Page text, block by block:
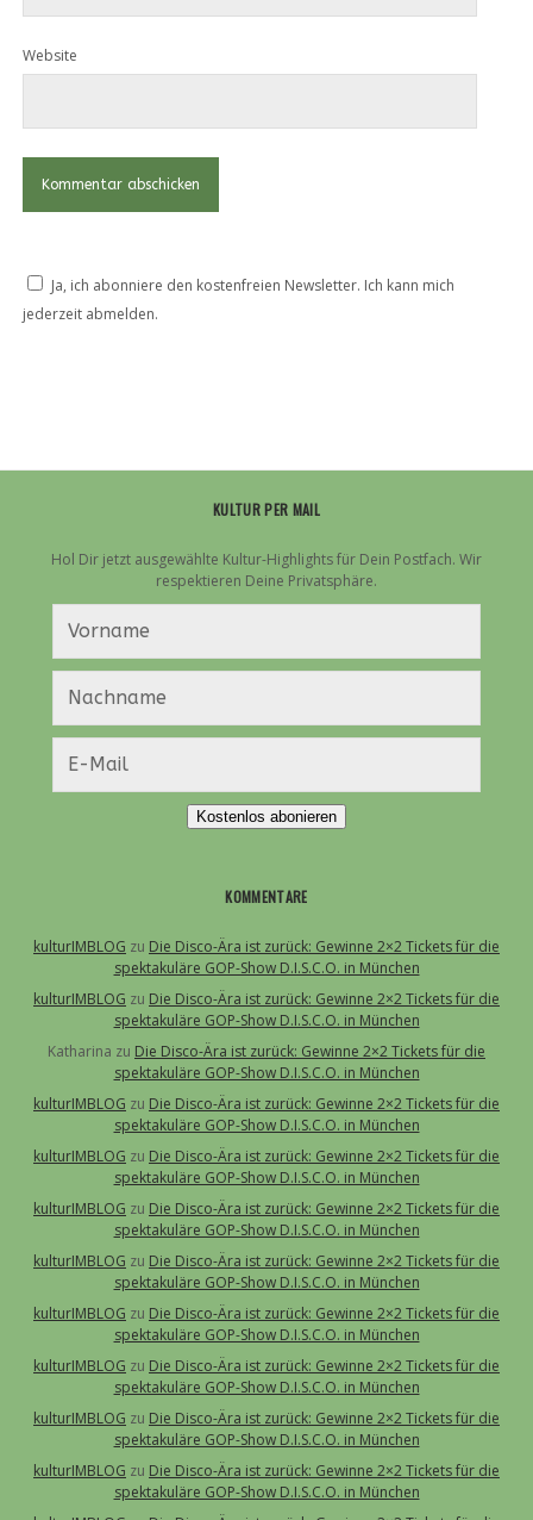
Website
Ja, ich abonniere den kostenfreien Newsletter. Ich kann mich
jederzeit abmelden.
KULTUR PER MAIL
Hol Dir jetzt ausgewählte Kultur-Highlights für Dein Postfach. Wir
respektieren Deine Privatsphäre.
Kostenlos abonieren
KOMMENTARE
kulturIMBLOG zu Die Disco-Ära ist zurück: Gewinne 2×2 Tickets für die
spektakuläre GOP-Show D.I.S.C.O. in München
kulturIMBLOG zu Die Disco-Ära ist zurück: Gewinne 2×2 Tickets für die
spektakuläre GOP-Show D.I.S.C.O. in München
Katharina zu Die Disco-Ära ist zurück: Gewinne 2×2 Tickets für die
spektakuläre GOP-Show D.I.S.C.O. in München
kulturIMBLOG zu Die Disco-Ära ist zurück: Gewinne 2×2 Tickets für die
spektakuläre GOP-Show D.I.S.C.O. in München
kulturIMBLOG zu Die Disco-Ära ist zurück: Gewinne 2×2 Tickets für die
spektakuläre GOP-Show D.I.S.C.O. in München
kulturIMBLOG zu Die Disco-Ära ist zurück: Gewinne 2×2 Tickets für die
spektakuläre GOP-Show D.I.S.C.O. in München
kulturIMBLOG zu Die Disco-Ära ist zurück: Gewinne 2×2 Tickets für die
spektakuläre GOP-Show D.I.S.C.O. in München
kulturIMBLOG zu Die Disco-Ära ist zurück: Gewinne 2×2 Tickets für die
spektakuläre GOP-Show D.I.S.C.O. in München
kulturIMBLOG zu Die Disco-Ära ist zurück: Gewinne 2×2 Tickets für die
spektakuläre GOP-Show D.I.S.C.O. in München
kulturIMBLOG zu Die Disco-Ära ist zurück: Gewinne 2×2 Tickets für die
spektakuläre GOP-Show D.I.S.C.O. in München
kulturIMBLOG zu Die Disco-Ära ist zurück: Gewinne 2×2 Tickets für die
spektakuläre GOP-Show D.I.S.C.O. in München